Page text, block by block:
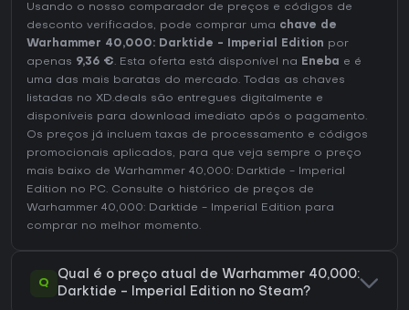
Usando o nosso comparador de preços e códigos de
desconto verificados, pode comprar uma chave de
Warhammer 40,000: Darktide - Imperial Edition por
apenas 9,36 €. Esta oferta está disponível na Eneba e é
uma das mais baratas do mercado. Todas as chaves
listadas no XD.deals são entregues digitalmente e
disponíveis para download imediato após o pagamento.
Os preços já incluem taxas de processamento e códigos
promocionais aplicados, para que veja sempre o preço
mais baixo de Warhammer 40,000: Darktide - Imperial
Edition no PC. Consulte o histórico de preços de
Warhammer 40,000: Darktide - Imperial Edition para
comprar no melhor momento.
Q
Qual é o preço atual de Warhammer 40,000:
Darktide - Imperial Edition no Steam?